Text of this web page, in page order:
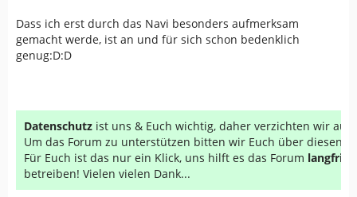
Dass ich erst durch das Navi besonders aufmerksam
gemacht werde, ist an und für sich schon bedenklich
genug:D:D
Datenschutz ist uns & Euch wichtig, daher verzichten wir auf
Um das Forum zu unterstützen bitten wir Euch über diesen
Für Euch ist das nur ein Klick, uns hilft es das Forum
betreiben! Vielen vielen Dank...